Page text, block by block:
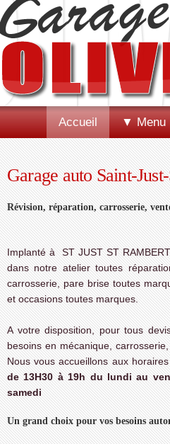
Accueil ▼ Menu
Garage auto Saint-
Révision, réparation, carrosserie,
Implanté à ST JUST ST
dans notre atelier toutes
carrosserie, pare brise toutes
et occasions toutes marques.
A votre disposition, pour tous
besoins en mécanique,
Nous vous accueillons aux
de 13H30 à 19h du lundi au
samedi
Un grand choix pour vos besoins